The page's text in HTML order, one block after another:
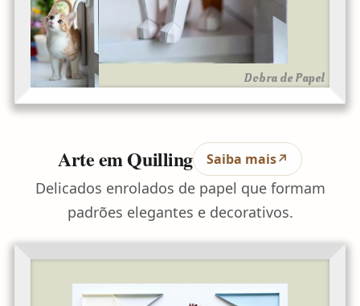
Dobra de Papel
Arte em Quilling Saiba mais↗
Delicados enrolados de papel que formam
padrões elegantes e decorativos.